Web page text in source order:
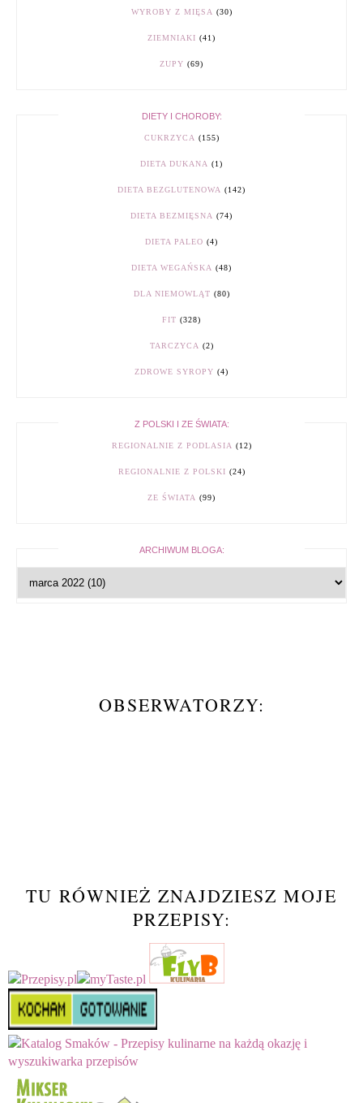
WYROBY Z MIĘSA (30)
ZIEMNIAKI (41)
ZUPY (69)
DIETY I CHOROBY:
CUKRZYCA (155)
DIETA DUKANA (1)
DIETA BEZGLUTENOWA (142)
DIETA BEZMIĘSNA (74)
DIETA PALEO (4)
DIETA WEGAŃSKA (48)
DLA NIEMOWLĄT (80)
FIT (328)
TARCZYCA (2)
ZDROWE SYROPY (4)
Z POLSKI I ZE ŚWIATA:
REGIONALNIE Z PODLASIA (12)
REGIONALNIE Z POLSKI (24)
ZE ŚWIATA (99)
ARCHIWUM BLOGA:
OBSERWATORZY:
TU RÓWNIEŻ ZNAJDZIESZ MOJE
PRZEPISY: